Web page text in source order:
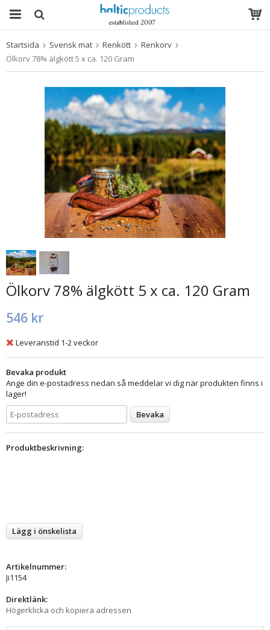
Startsida Svensk mat Renkött
Renkorv
Ölkorv 78% älgkött 5 x ca. 120 Gram
Ölkorv 78% älgkött 5 x ca. 120 Gram
546 kr
Leveranstid 1-2 veckor
Bevaka produkt
Ange din e-postadress nedan så meddelar vi dig när produkten finns i
lager!
Bevaka
Produktbeskrivning:
Lägg i önskelista
Artikelnummer:
Ji1154
Direktlänk:
Högerklicka och kopiera adressen